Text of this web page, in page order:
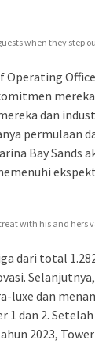
when they step
Operating
dan
permulaan
Bay Sands
with his and hers
dari total
luxe dan
1 dan 2.
2023,